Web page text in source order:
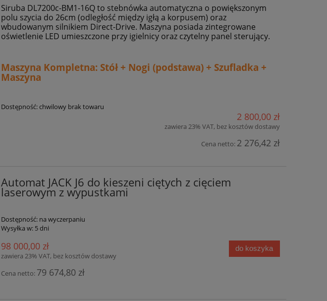
Siruba DL7200c-BM1-16Q to stebnówka automatyczna o powiększonym
polu szycia do 26cm (odległość między igłą a korpusem) oraz
wbudowanym silnikiem Direct-Drive. Maszyna posiada zintegrowane
oświetlenie LED umieszczone przy igielnicy oraz czytelny panel sterujący.
Maszyna Kompletna: Stół + Nogi (podstawa) + Szufladka +
Maszyna
Dostępność:chwilowy brak towaru
2 800,00 zł
zawiera 23% VAT, bez kosztów dostawy
Cena netto: 2 276,42 zł
Automat JACK J6 do kieszeni ciętych z cięciem
laserowym z wypustkami
Dostępność: na wyczerpaniu
Wysyłka w: 5 dni
98 000,00 zł
zawiera 23% VAT, bez kosztów dostawy
Cena netto: 79 674,80 zł
do koszyka